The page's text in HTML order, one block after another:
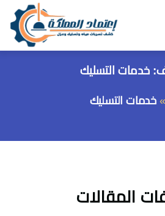
خدمات التسليك
خدمات التسليك
المقالات